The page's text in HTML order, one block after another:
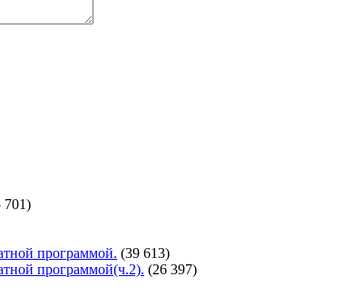
701)
программой. (39 613)
программой(ч.2). (26 397)